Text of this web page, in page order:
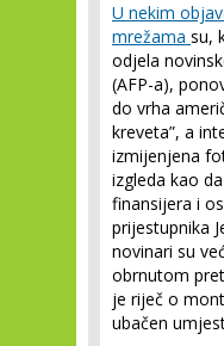
U nekim
mrežama su,
odjela
(AFP-a),
do vrha
kreveta”, a
izmijenjena
izgleda kao
finansijera i
prijestupnika
novinari su
obrnutom
je riječ o
ubačen